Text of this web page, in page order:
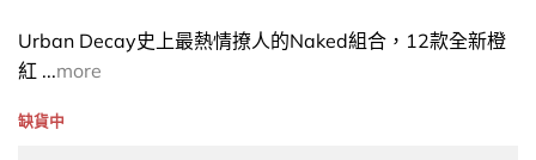
$500.00.$468.00.
Urban Decay史上最熱情撩人的Naked組合，12款全新橙
紅 ...more
缺貨中